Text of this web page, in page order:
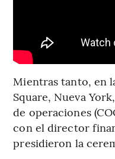
Mientras tanto, en
Square, Nueva
de operaciones
con el director
presidieron la